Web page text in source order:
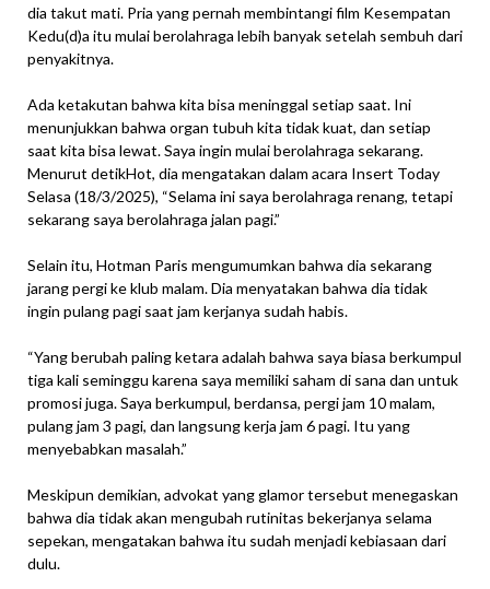
dia takut mati. Pria yang pernah membintangi film Kesempatan
Kedu(d)a itu mulai berolahraga lebih banyak setelah sembuh dari
penyakitnya.
Ada ketakutan bahwa kita bisa meninggal setiap saat. Ini
menunjukkan bahwa organ tubuh kita tidak kuat, dan setiap
saat kita bisa lewat. Saya ingin mulai berolahraga sekarang.
Menurut detikHot, dia mengatakan dalam acara Insert Today
Selasa (18/3/2025), “Selama ini saya berolahraga renang, tetapi
sekarang saya berolahraga jalan pagi.”
Selain itu, Hotman Paris mengumumkan bahwa dia sekarang
jarang pergi ke klub malam. Dia menyatakan bahwa dia tidak
ingin pulang pagi saat jam kerjanya sudah habis.
“Yang berubah paling ketara adalah bahwa saya biasa berkumpul
tiga kali seminggu karena saya memiliki saham di sana dan untuk
promosi juga. Saya berkumpul, berdansa, pergi jam 10 malam,
pulang jam 3 pagi, dan langsung kerja jam 6 pagi. Itu yang
menyebabkan masalah.”
Meskipun demikian, advokat yang glamor tersebut menegaskan
bahwa dia tidak akan mengubah rutinitas bekerjanya selama
sepekan, mengatakan bahwa itu sudah menjadi kebiasaan dari
dulu.